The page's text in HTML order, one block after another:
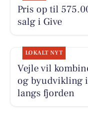
Pris op til
salg i Give
LOKALT NYT
Vejle vil
og byudvikling
langs fjorden